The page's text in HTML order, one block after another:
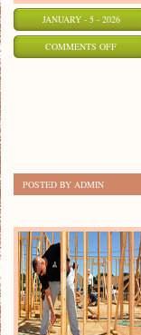
JANUARY - 5 - 2026
COMMENTS OFFON
POSTED BY ADMIN